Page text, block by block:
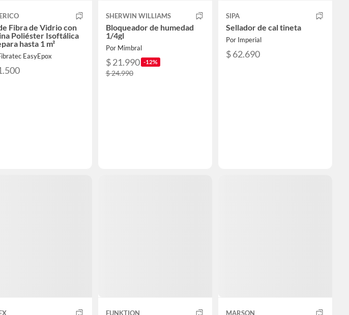
Fibra de Vidrio con
Poliéster Isoftálica
hasta 1 m²
EasyEpox
SHERWIN WILLIAMS
Bloqueador de humedad
1/4gl
Por Mimbral
$ 21.990 -12%
$ 24.990
SIPA
Sellador de cal tineta
Por Imperial
$ 62.690
FUNKTION MARSON